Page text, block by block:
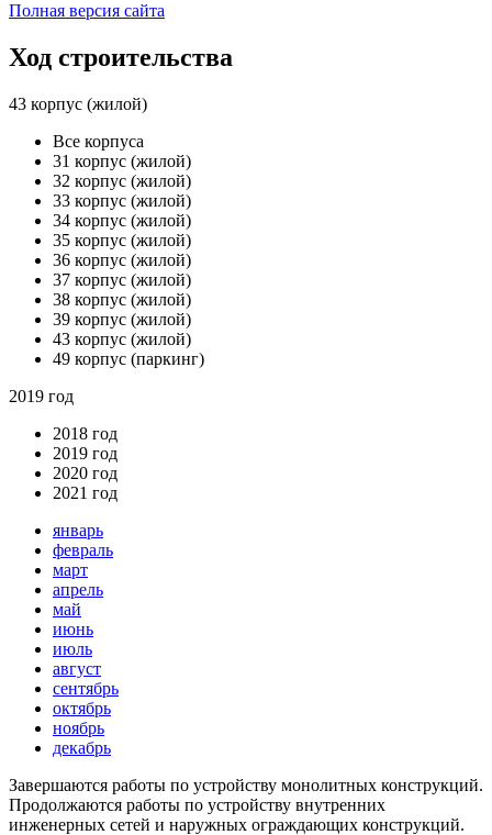
Полная версия сайта
Ход строительства
43 корпус (жилой)
Все корпуса
31 корпус (жилой)
32 корпус (жилой)
33 корпус (жилой)
34 корпус (жилой)
35 корпус (жилой)
36 корпус (жилой)
37 корпус (жилой)
38 корпус (жилой)
39 корпус (жилой)
43 корпус (жилой)
49 корпус (паркинг)
2019 год
2018 год
2019 год
2020 год
2021 год
январь
февраль
март
апрель
май
июнь
июль
август
сентябрь
октябрь
ноябрь
декабрь
Завершаются работы по устройству монолитных конструкций.
Продолжаются работы по устройству внутренних
инженерных сетей и наружных ограждающих конструкций.